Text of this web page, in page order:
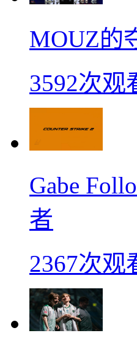
MOUZ的
3592次观
Gabe
者
2367次观